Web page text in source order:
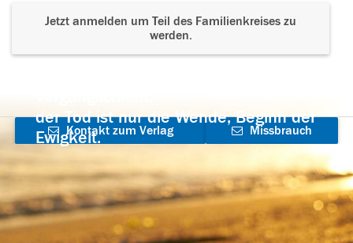
Jetzt anmelden um Teil des Familienkreises zu
werden.
der Tod ist nur die Wende, Beginn der
Ewigkeit.
Kontakt zum Verlag
aufnehmen
Missbrauch